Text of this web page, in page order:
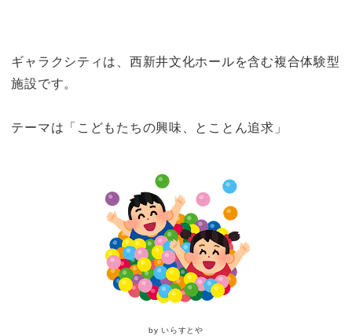
ギャラクシティは、西新井文化ホールを含む複合体験型
施設です。
テーマは「こどもたちの興味、とことん追求」
by いらすとや